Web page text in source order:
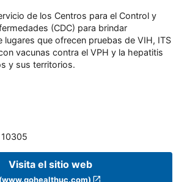
de los Centros para el Control y
(CDC) para brindar
lugares que ofrecen pruebas de VIH, ITS
vacunas contra el VPH y la hepatitis
y sus territorios.
10305
Visita el sitio web
(www.gohealthuc.com)